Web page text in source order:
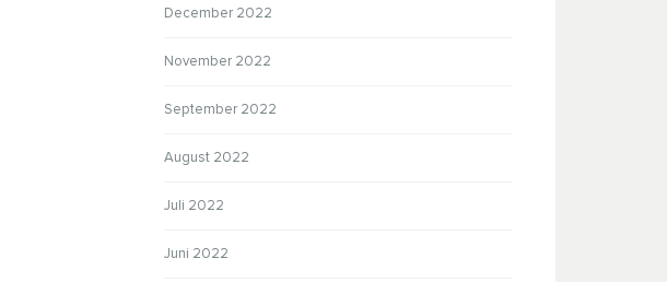
December 2022
November 2022
September 2022
August 2022
Juli 2022
Juni 2022